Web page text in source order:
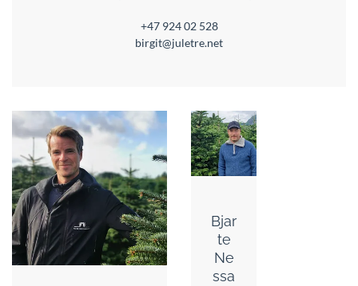
+47 924 02 528
birgit@juletre.net
Bjar
te
Ne
ssa